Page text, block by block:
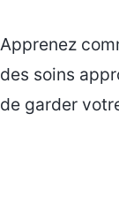
Apprenez
des soins
de garder